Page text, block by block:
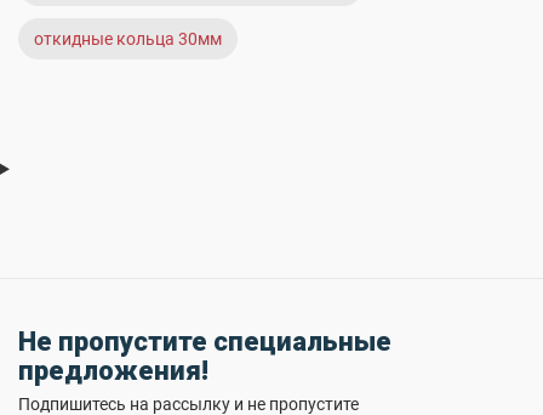
откидные кольца 30мм
Не пропустите специальные
предложения!
Подпишитесь на рассылку и не пропустите